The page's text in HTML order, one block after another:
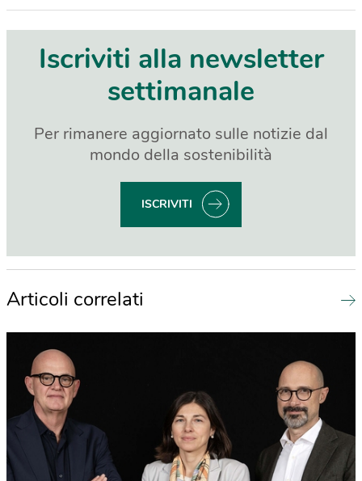
Iscriviti alla newsletter
settimanale
Per rimanere aggiornato sulle notizie dal
mondo della sostenibilità
ISCRIVITI
Articoli correlati